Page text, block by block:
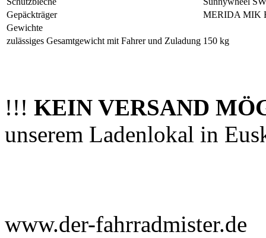
Gepäckträger
MERIDA MIK
Gewichte
zulässiges Gesamtgewicht mit Fahrer und Zuladung 150 kg
!!! KEIN VERSAND
unserem Ladenlokal in
www.der-fahrradmister.de